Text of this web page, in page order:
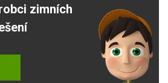
zimních